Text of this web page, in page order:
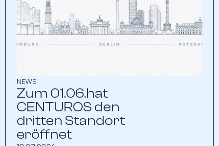
NEWS
Zum 01.06.hat
CENTUROS den
dritten Standort
eröffnet